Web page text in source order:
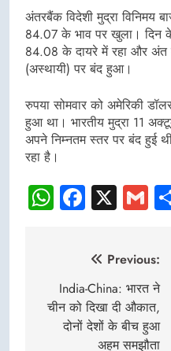
अंतरबैंक विदेशी मुद्रा विनिमय
84.07 के भाव पर खुला। दिन
84.08 के दायरे में रहा और
(अस्थायी) पर बंद हुआ।
रुपया सोमवार को अमेरिकी
हुआ था। भारतीय मुद्रा 11
अपने निम्नतम स्तर पर बंद हुई
रहा है।
WhatsApp
X
navigation
Previous:
India-China: भारत ने
चीन को दिखा दी औकात,
दोनों देशों के बीच हुआ
अहम समझौता